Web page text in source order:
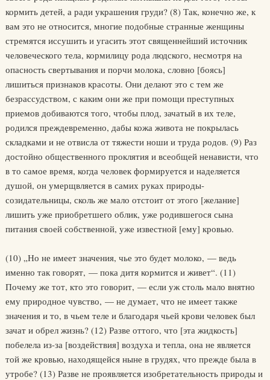
кормить детей, а ради украшения груди? (8) Так, конечно же, к
вам это не относится, многие подобные странные женщины
стремятся иссушить и угасить этот священнейший источник
человеческого тела, кормилицу рода людского, несмотря на
опасность свертывания и порчи молока, словно [боясь]
лишиться признаков красоты. Они делают это с тем же
безрассудством, с каким они же при помощи преступных
приемов добиваются того, чтобы плод, зачатый в их теле,
родился преждевременно, дабы кожа живота не покрылась
складками и не отвисла от тяжести ноши и труда родов. (9) Раз
достойно общественного проклятия и всеобщей ненависти, что
в то самое время, когда человек формируется и наделяется
душой, он умерщвляется в самих руках природы-
созидательницы, сколь же мало отстоит от этого [желание]
лишить уже приобретшего облик, уже родившегося сына
питания своей собственной, уже известной [ему] кровью.
(10) „Но не имеет значения, чье это будет молоко, — ведь
именно так говорят, — пока дитя кормится и живет“. (11)
Почему же тот, кто это говорит, — если уж столь мало внятно
ему природное чувство, — не думает, что не имеет также
значения и то, в чьем теле и благодаря чьей крови человек был
зачат и обрел жизнь? (12) Разве оттого, что [эта жидкость]
побелела из-за [воздействия] воздуха и тепла, она не является
той же кровью, находящейся ныне в грудях, что прежде была в
утробе? (13) Разве не проявляется изобретательность природы и